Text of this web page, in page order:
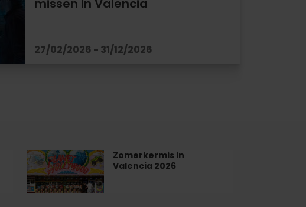
missen in Valencia
27/02/2026 - 31/12/2026
Zomerkermis in
Valencia 2026
Zomerkermis
in
Valencia